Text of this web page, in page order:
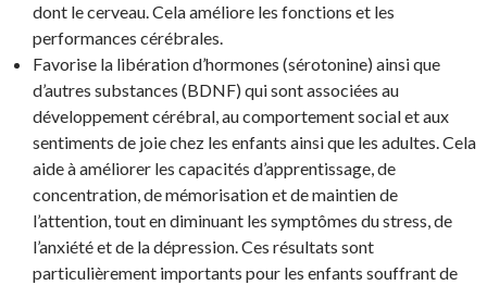
dont le cerveau. Cela améliore les fonctions et les
performances cérébrales.
Favorise la libération d’hormones (sérotonine) ainsi que
d’autres substances (BDNF) qui sont associées au
développement cérébral, au comportement social et aux
sentiments de joie chez les enfants ainsi que les adultes. Cela
aide à améliorer les capacités d’apprentissage, de
concentration, de mémorisation et de maintien de
l’attention, tout en diminuant les symptômes du stress, de
l’anxiété et de la dépression. Ces résultats sont
particulièrement importants pour les enfants souffrant de